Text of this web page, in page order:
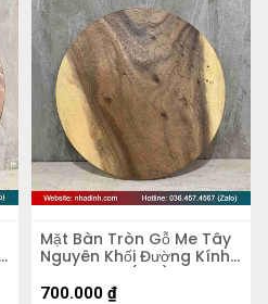
Mặt Bàn Tròn Gỗ Me Tây
Nguyên Khối Đường Kính
54 Dày 4.4 (cm)
700.000 ₫